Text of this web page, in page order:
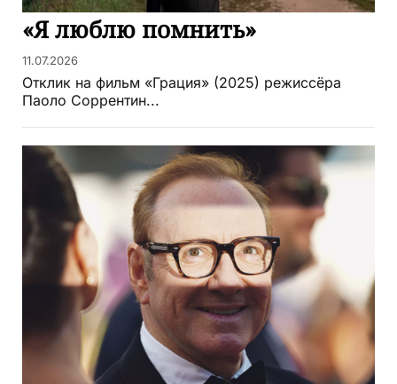
«Я люблю помнить»
11.07.2026
Отклик на фильм «Грация» (2025) режиссёра
Паоло Соррентин...